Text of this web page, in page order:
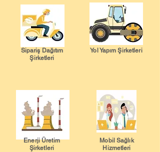
Sipariş Dağıtım
Şirketleri
Yol Yapım Şirketleri
Enerji Üretim
Şirketleri
Mobil Sağlık
Hizmetleri